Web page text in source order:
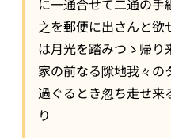
に一通合せて二通の手
之を郵便に出さんと
は月光を踏みつゝ帰り
家の前なる隙地我々の
過ぐるとき忽ち走せ来
り